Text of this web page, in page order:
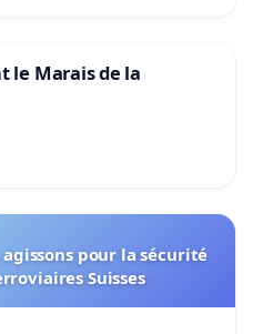
le Marais de la
pour la sécurité
Suisses